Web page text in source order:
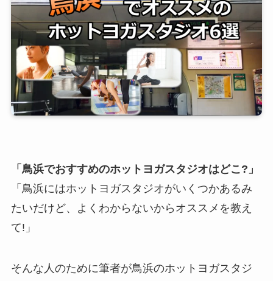
「鳥浜でおすすめのホットヨガスタジオはどこ?」
「鳥浜にはホットヨガスタジオがいくつかあるみ
たいだけど、よくわからないからオススメを教え
て!」
そんな人のために筆者が鳥浜のホットヨガスタジ